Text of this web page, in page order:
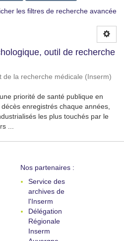
les filtres de recherche avancée
outil de recherche
de la recherche médicale (Inserm)
priorité de santé publique en
enregistrés chaque années,
les plus touchés par le
...
Nos partenaires :
Service des
archives de
l'Inserm
Délégation
Régionale
Inserm